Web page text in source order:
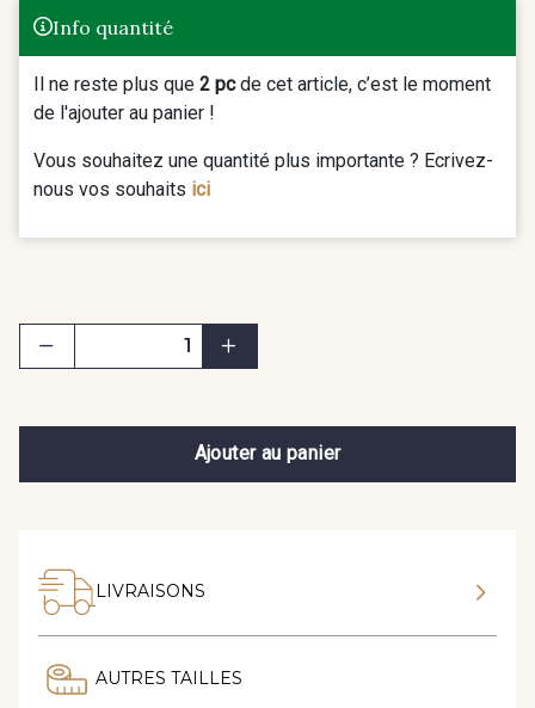
Info quantité
Il ne reste plus que 2 pcde cet article, c’est le moment
de l'ajouter au panier !
Vous souhaitez une quantité plus importante ? Ecrivez-
nous vos souhaits ici
Ajouter au panier
LIVRAISONS
AUTRES TAILLES